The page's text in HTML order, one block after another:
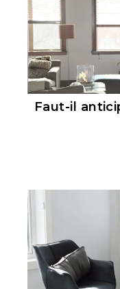
Faut-il